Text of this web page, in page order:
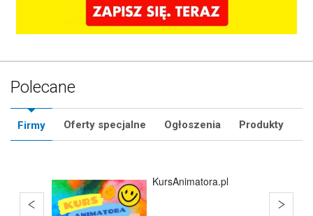
Polecane
Firmy Oferty specjalne Ogłoszenia Produkty
Hurtownia Balonów